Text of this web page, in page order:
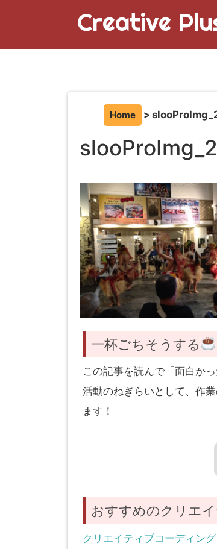
Creative
Home
一杯ごちそうする
この記事を読んで「面白か
活動のねぎらいとして、作
ます！
おすすめのクリエ
クリエイティブコーディン